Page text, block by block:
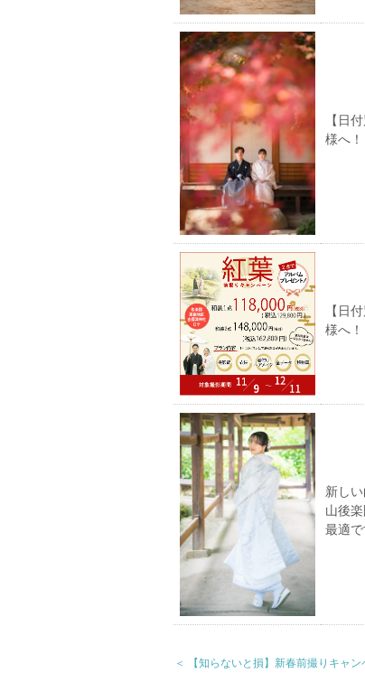
【日
様へ
【日
様へ
新し
山後
最適で
＜ 【知らないと損】新春前撮りキャ